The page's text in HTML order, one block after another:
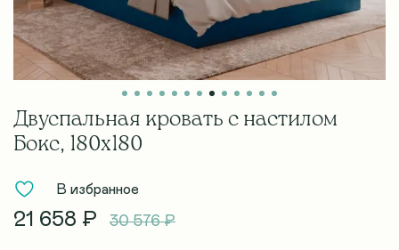
Двуспальная кровать с настилом
Бокс, 180х180
В избранное
21 658 ₽ 30 576 ₽